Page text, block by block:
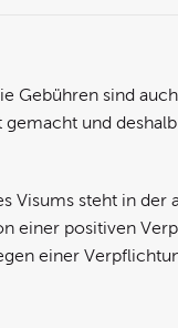
Gebühren sind
und
Visums steht in
einer positiven
einer